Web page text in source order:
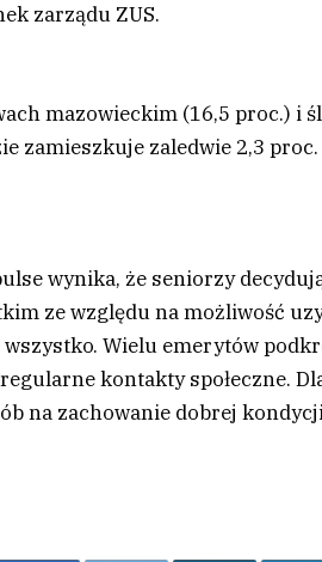
zarządu ZUS.
mazowieckim (16,5 proc.) i
zamieszkuje zaledwie 2,3
wynika, że seniorzy
ze względu na możliwość
Wielu emerytów
kontakty społeczne.
na zachowanie dobrej